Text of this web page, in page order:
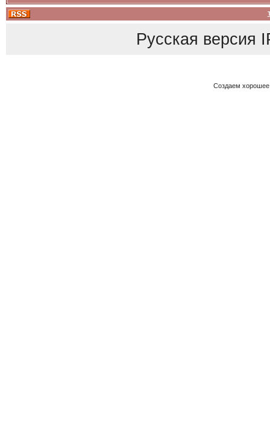
Русская версия
Создаем